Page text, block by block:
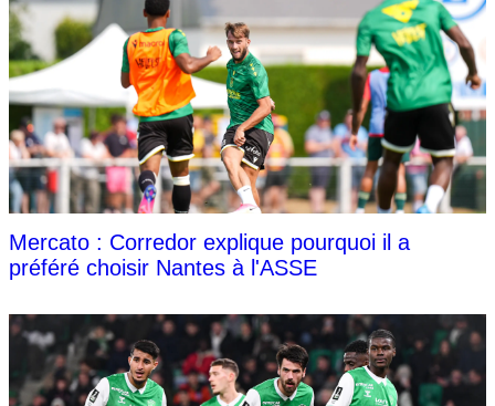
Mercato : Corredor explique pourquoi il a
préféré choisir Nantes à l'ASSE